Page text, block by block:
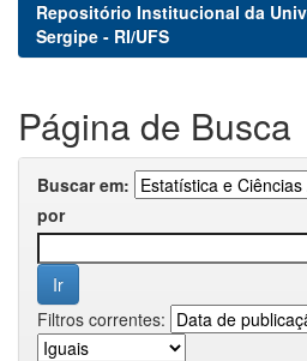
Repositório Institucional da
Sergipe - RI/UFS
Página de Busca
Buscar em:
por
Filtros correntes: